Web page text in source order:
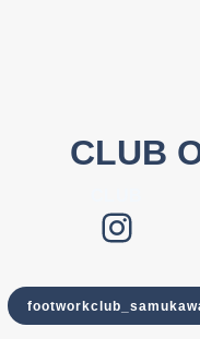
CLUB
Instagram